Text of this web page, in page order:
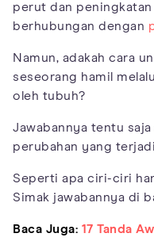
perut dan
berhubungan dengan
Namun, adakah cara
seseorang hamil
oleh tubuh?
Jawabannya tentu
perubahan yang
Seperti apa ciri-ciri
Simak jawabannya di
Baca Juga: 17 Tanda